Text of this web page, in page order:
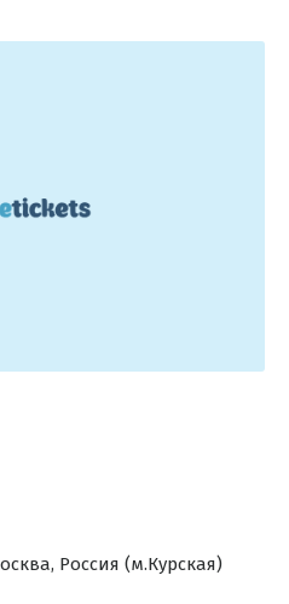
Россия (м.Курская)